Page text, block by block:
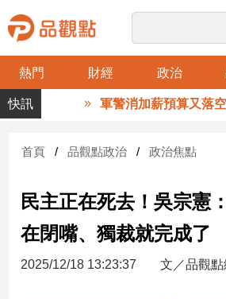
熱門 財經 政治
品
觀
財
台
財
新
軍警消加薪預算又落空
首頁 品觀點政治 政治焦點
民主正在死去！吳宗憲
在閉嘴、獨裁就完成了
2025/12/18 13:23:37 文／品觀